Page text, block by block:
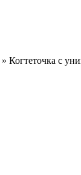
» Когтеточка с